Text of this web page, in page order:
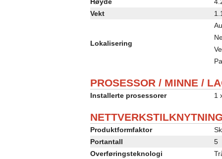
Høyde
Vekt
Lokalisering
PROSESSOR / MINNE /
Installerte prosessorer 1
Produktformfaktor
Portantall
5
Overføringsteknologi